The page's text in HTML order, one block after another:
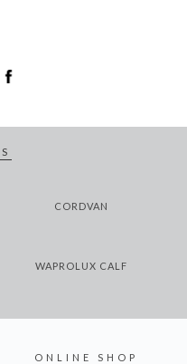
CORDVAN
WAPROLUX CALF
ONLINE SHOP